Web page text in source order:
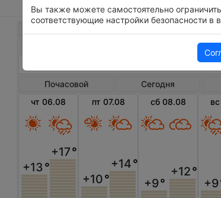
Погода в
Почасовой Сегодня
чт 06.08
+13°
+17°
пт 07.08
+10°
+14°
сб 08.08
+9°
+12°
+9
Вы также можете самостоятельно
соответствующие настройки безопасности в